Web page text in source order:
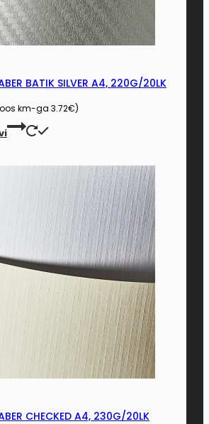
BATIK SILVER A4, 220G/20LK
km-ga 3.72€)
CHECKED A4, 230G/20LK